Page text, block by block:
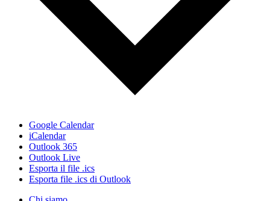
Google Calendar
iCalendar
Outlook 365
Outlook Live
Esporta il file .ics
Esporta file .ics di Outlook
Close